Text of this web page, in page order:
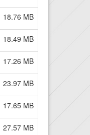
18.76 MB
18.49 MB
17.26 MB
23.97 MB
17.65 MB
27.57 MB